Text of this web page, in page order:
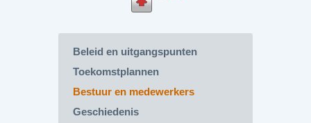
Beleid en uitgangspunten
Toekomstplannen
Bestuur en medewerkers
Geschiedenis